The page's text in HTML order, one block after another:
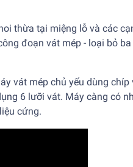
thừa tại miệng lỗ và các
đoạn vát mép - loại bỏ
vát mép chủ yếu dùng
6 lưỡi vát. Máy càng có
cứng.